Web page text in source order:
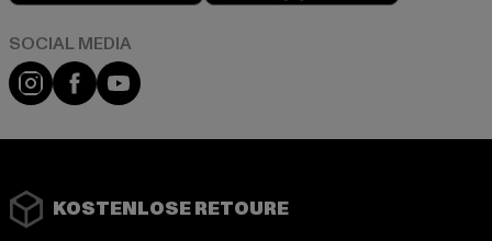
Instagram
FacebookYouTube
KOSTENLOSE RETOURE